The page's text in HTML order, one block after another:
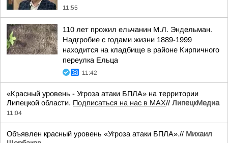
11:55
110 лет прожил ельчанин М.Л. Эндельман.
Надгробие с годами жизни 1889-1999
находится на кладбище в районе Кирпичного
переулка Ельца
11:42
«Красный уровень - Угроза атаки БПЛА» на территории
Липецкой области. Подписаться на нас в МАХ// ЛипецкМедиа
11:04
Объявлен красный уровень «Угроза атаки БПЛА».// Михаил